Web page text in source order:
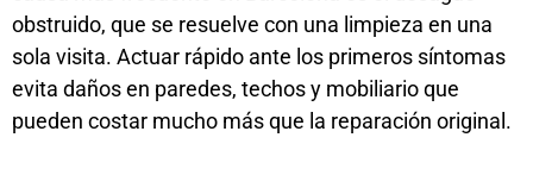
obstruido, que se resuelve con una limpieza en una
sola visita. Actuar rápido ante los primeros síntomas
evita daños en paredes, techos y mobiliario que
pueden costar mucho más que la reparación original.